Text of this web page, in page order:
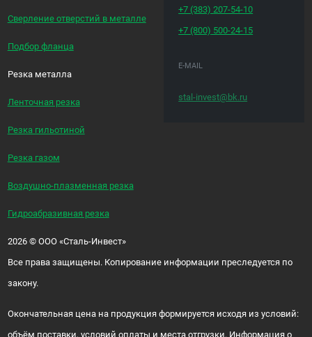
Сверление отверстий в металле
Подбор фланца
Резка металла
Ленточная резка
Резка гильотиной
Резка газом
Воздушно-плазменная резка
Гидроабразивная резка
+7 (383)207-54-10
+7 (800) 500-24-15
E-MAIL
stal-invest@bk.ru
2026 ©ООО «Сталь-Инвест»
Все права защищены. Копирование информации преследуется по
закону.
Окончательная цена на продукция формируется исходя из условий:
объём поставки, условий оплаты и места отгрузки. Информация о